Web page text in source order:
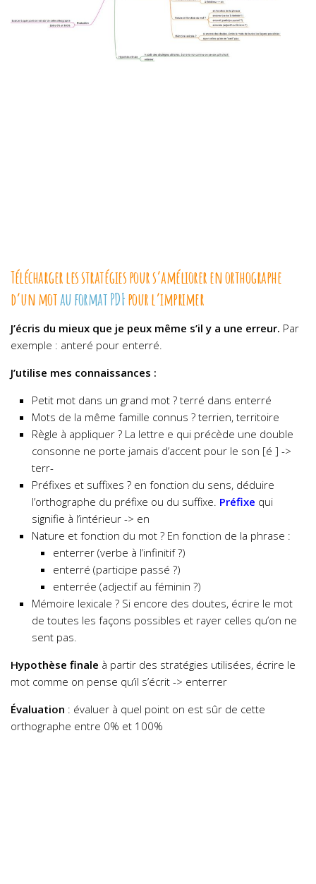
Télécharger les stratégies pour s’améliorer en orthographe
d’un motau format PDFpour l’imprimer
J’écris du mieux que je peux même s’il y a une erreur. Par
exemple : anteré pour enterré.
J’utilise mes connaissances :
Petit mot dans un grand mot ? terré dans enterré
Mots de la même famille connus ? terrien, territoire
Règle à appliquer ? La lettre e qui précède une double
consonne ne porte jamais d’accent pour le son [é ] ->
terr-
Préfixes et suffixes ? en fonction du sens, déduire
l’orthographe du préfixe ou du suffixe. Préfixe qui
signifie à l’intérieur -> en
Nature et fonction du mot ? En fonction de la phrase :
enterrer (verbe à l’infinitif ?)
enterré (participe passé ?)
enterrée (adjectif au féminin ?)
Mémoire lexicale ? Si encore des doutes, écrire le mot
de toutes les façons possibles et rayer celles qu’on ne
sent pas.
Hypothèse finale à partir des stratégies utilisées, écrire le
mot comme on pense qu’il s’écrit -> enterrer
Évaluation : évaluer à quel point on est sûr de cette
orthographe entre 0% et 100%